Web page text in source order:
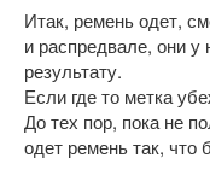
Итак, ремень одет,
и распредвале, они
результату.
Если где то метка
До тех пор, пока не
одет ремень так, что